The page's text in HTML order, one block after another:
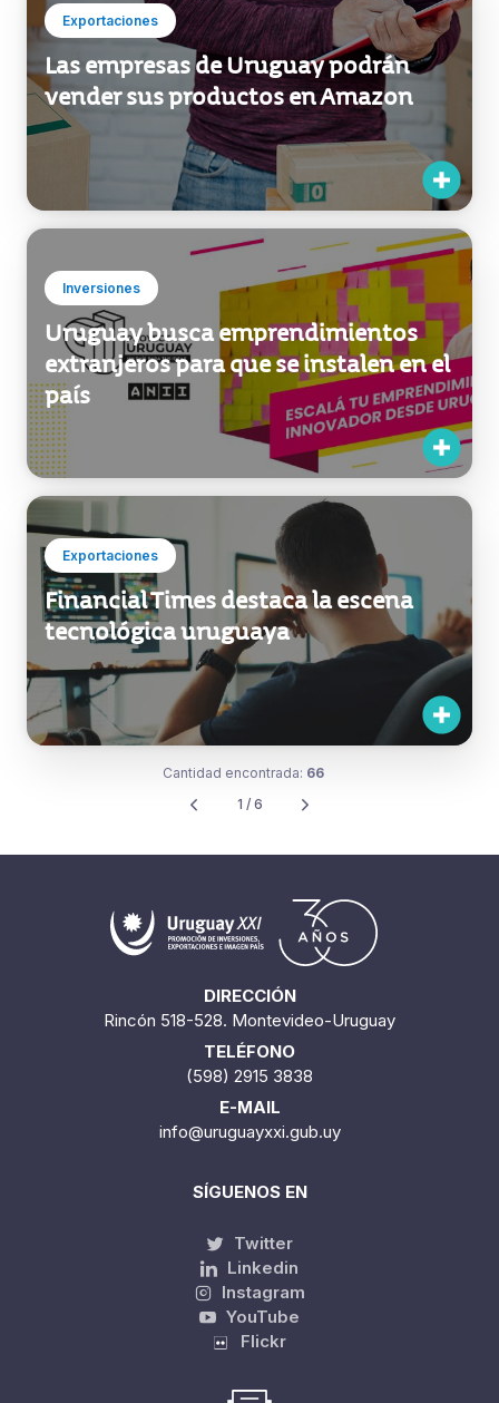
Las empresas de Uruguay podrán
vender sus productos en Amazon
Inversiones
Uruguay busca emprendimientos
extranjeros para que se instalen en el
país
Exportaciones
Financial Times destaca la escena
Cantidad encontrada:66
1 / 6
DIRECCIÓN
Rincón 518-528. Montevideo-Uruguay
TELÉFONO
(598) 2915 3838
E-MAIL
info@uruguayxxi.gub.uy
SÍGUENOS EN
Linkedin